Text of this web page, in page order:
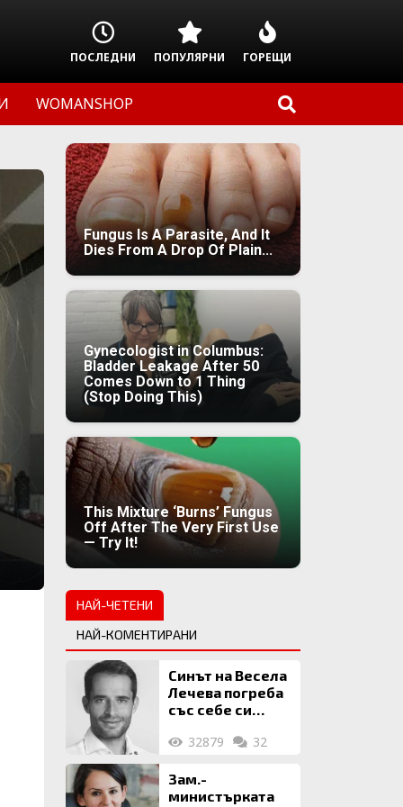
ПОСЛЕДНИ ПОПУЛЯРНИ ГОРЕЩИ
WOMANSHOP
Fungus Is A Parasite, And It
Dies From A Drop Of Plain...
Gynecologist in Columbus:
Bladder Leakage After 50
Comes Down to 1 Thing
(Stop Doing This)
This Mixture ‘Burns’ Fungus
Off After The Very First Use
— Try It!
НАЙ-ЧЕТЕНИ
НАЙ-КОМЕНТИРАНИ
Синът на Весела
Лечева погреба
със себе си
млн. евро
32879 32
Зам.-
министърката